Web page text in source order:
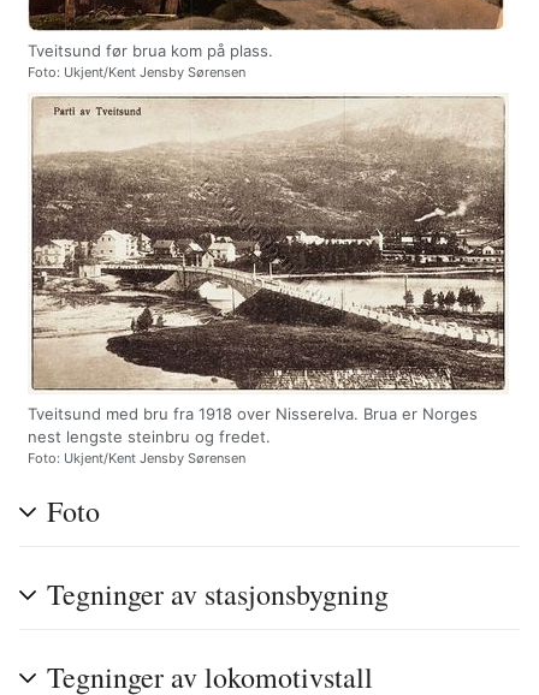
Tveitsund før brua kom på plass.
Foto: Ukjent/Kent Jensby Sørensen
Tveitsund med bru fra 1918 over Nisserelva. Brua er Norges
nest lengste steinbru og fredet.
Foto: Ukjent/Kent Jensby Sørensen
Foto
Tegninger av stasjonsbygning
Tegninger av lokomotivstall